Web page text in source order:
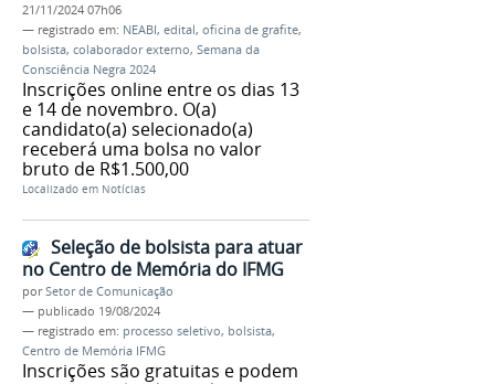
21/11/2024 07h06
— registrado em: NEABI, edital, oficina de grafite,
bolsista, colaborador externo, Semana da
Consciência Negra 2024
Inscrições online entre os dias 13
e 14 de novembro. O(a)
candidato(a) selecionado(a)
receberá uma bolsa no valor
bruto de R$1.500,00
Localizado em Notícias
Seleção de bolsista para atuar
no Centro de Memória do IFMG
porSetor de Comunicação
— publicado 19/08/2024
— registrado em: processo seletivo, bolsista,
Centro de Memória IFMG
Inscrições são gratuitas e podem